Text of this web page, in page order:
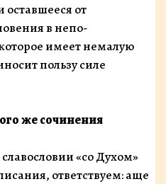
оставшееся от
в непо­
имеет немалую
пользу силе
же сочинения
ответствуем: аще